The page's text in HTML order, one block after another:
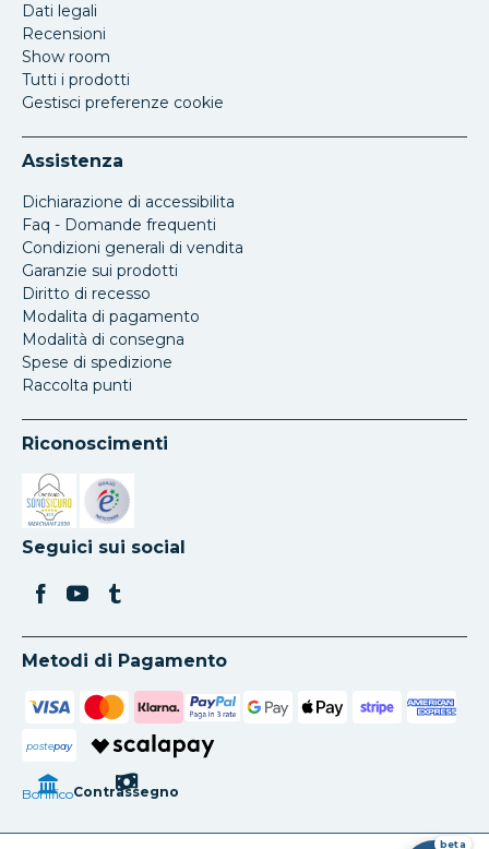
Dati legali
Recensioni
Show room
Tutti i prodotti
Gestisci preferenze cookie
Assistenza
Dichiarazione di accessibilita
Faq - Domande frequenti
Condizioni generali di vendita
Garanzie sui prodotti
Diritto di recesso
Modalita di pagamento
Modalità di consegna
Spese di spedizione
Raccolta punti
Riconoscimenti
Si apre in una nuova scheda
Si apre in una nuova scheda
Seguici sui social
Metodi di Pagamento
postepay
BonificoContrassegno
beta